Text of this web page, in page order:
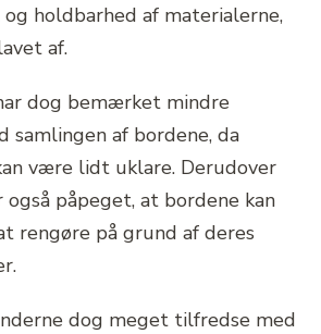
holdbarhed af materialerne,
af.
dog bemærket mindre
samlingen af bordene, da
være lidt uklare. Derudover
påpeget, at bordene kan
rengøre på grund af deres
dog meget tilfredse med